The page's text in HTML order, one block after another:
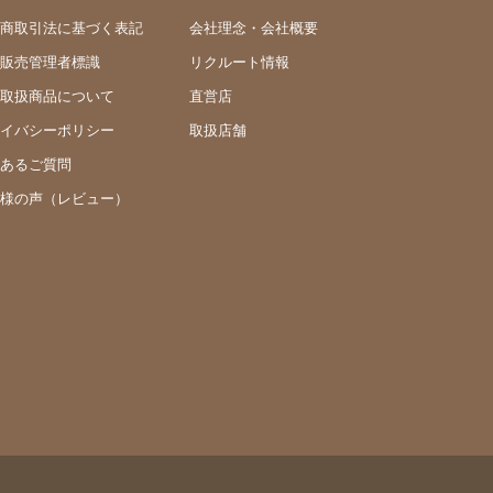
取引法に基づく表記
売管理者標識
扱商品について
バシーポリシー
るご質問
の声（レビュー）
会社理念・会社概要
リクルート情報
直営店
取扱店舗